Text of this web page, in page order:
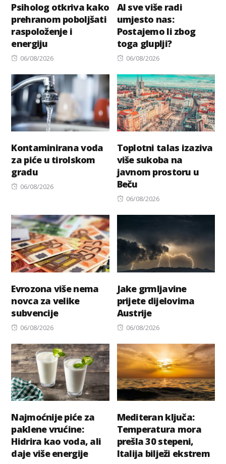
Psiholog otkriva kako
prehranom poboljšati
raspoloženje i
energiju
Posted
06/08/2026
AI sve više radi
umjesto nas:
Postajemo li zbog
toga gluplji?
Posted
06/08/2026
Kontaminirana voda
za piće u tirolskom
gradu
Posted
06/08/2026
Toplotni talas izaziva
više sukoba na
javnom prostoru u
Beču
Posted
06/08/2026
Evrozona više nema
novca za velike
subvencije
Posted
06/08/2026
Jake grmljavine
prijete dijelovima
Austrije
Posted
06/08/2026
Najmoćnije piće za
paklene vrućine:
Hidrira kao voda, ali
daje više energije
Mediteran ključa:
Temperatura mora
prešla 30 stepeni,
Italija bilježi ekstrem